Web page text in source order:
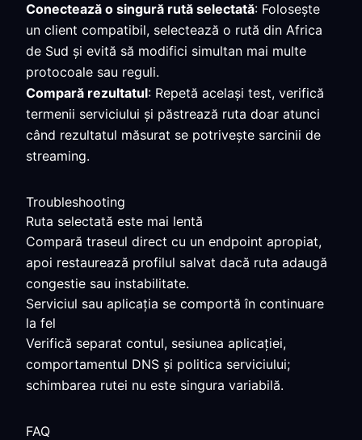
Conectează o singură rută selectată: Folosește
un client compatibil, selectează o rută din Africa
de Sud și evită să modifici simultan mai multe
protocoale sau reguli.
Compară rezultatul: Repetă același test, verifică
termenii serviciului și păstrează ruta doar atunci
când rezultatul măsurat se potrivește sarcinii de
streaming.
Troubleshooting
Ruta selectată este mai lentă
Compară traseul direct cu un endpoint apropiat,
apoi restaurează profilul salvat dacă ruta adaugă
congestie sau instabilitate.
Serviciul sau aplicația se comportă în continuare
la fel
Verifică separat contul, sesiunea aplicației,
comportamentul DNS și politica serviciului;
schimbarea rutei nu este singura variabilă.
FAQ